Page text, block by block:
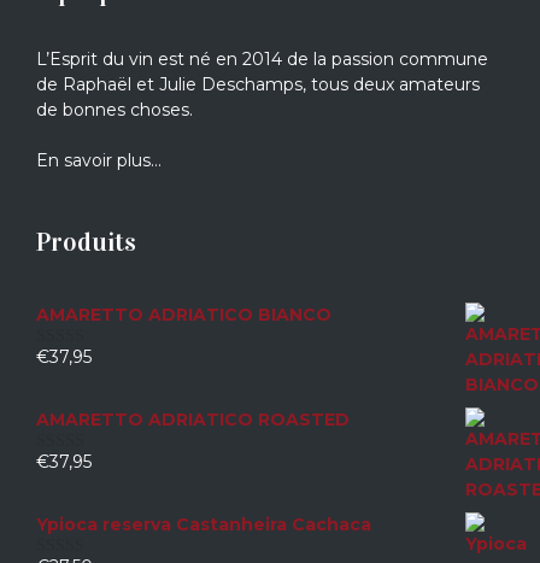
L’Esprit du vin est né en 2014 de la passion commune
de Raphaël et Julie Deschamps, tous deux amateurs
de bonnes choses.
En savoir plus…
Produits
AMARETTO ADRIATICO BIANCO
0
€37,95
AMARETTO ADRIATICO ROASTED
0
€37,95
Ypioca reserva Castanheira Cachaca